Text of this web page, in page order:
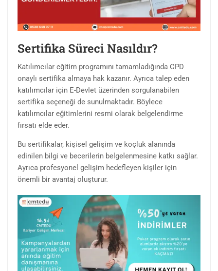
Sertifika Süreci Nasıldır?
Katılımcılar eğitim programını tamamladığında CPD
onaylı sertifika almaya hak kazanır. Ayrıca talep eden
katılımcılar için E-Devlet üzerinden sorgulanabilen
sertifika seçeneği de sunulmaktadır. Böylece
katılımcılar eğitimlerini resmi olarak belgelendirme
fırsatı elde eder.
Bu sertifikalar, kişisel gelişim ve koçluk alanında
edinilen bilgi ve becerilerin belgelenmesine katkı sağlar.
Ayrıca profesyonel gelişim hedefleyen kişiler için
önemli bir avantaj oluşturur.